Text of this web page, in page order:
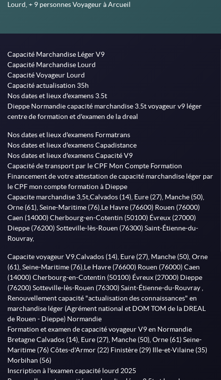
Lourd, + 9 personnes Voyageur à Arcueil
Capacité Marchandise Léger V9
Capacité Marchandise Lourd
Capacité Voyageur Lourd
Capacité actualisation 35h
Nos dates et lieux d'examens 3.5t
Dieppe Normandie capacité marchandise 3.5t voyageur v9 léger
centre de formation et d'examen de la dreal
Nos dates et lieux d'examens Formatrans
Nos dates et lieux d'examens Capadistance
Nos dates et lieux d'examens Capacité V9
Capacité de transport par le CPF Mon Compte Formation
Financement de votre attestation de capacité marchandise léger par
le CPF mon compte formation à Dieppe
Capacite marchandise 3,5t,Calvados (14), Eure (27), Manche (50),
Orne (61), Seine-Maritime (76),Le Havre (76600) Rouen (76000)
Caen (14000) Cherbourg-en-Cotentin (50100) Évreux (27000)
Dieppe (76200) Sotteville-lès-Rouen (76300) Saint-Étienne-du-
Rouvray,
Capacite voyageur V9,Calvados (14), Eure (27), Manche (50), Orne
(61), Seine-Maritime (76),Le Havre (76600) Rouen (76000) Caen
(14000) Cherbourg-en-Cotentin (50100) Évreux (27000) Dieppe
(76200) Sotteville-lès-Rouen (76300) Saint-Étienne-du-Rouvray ,
Renouvellement capacité "actualisation des connaissances" en
marchandise léger (Agrément national et DOM TOM de la DREAL
de Rouen - Dieppe) Normandie
Formation et examen de capacité voyageur V9 en Normandie
Bretagne Calvados (14), Eure (27), Manche (50), Orne (61) Seine-
Maritime (76) Côtes-d'Armor (22) Finistère (29) Ille-et-Vilaine (35)
Morbihan (56)
Inscription à l'examen capacité lourd 2025